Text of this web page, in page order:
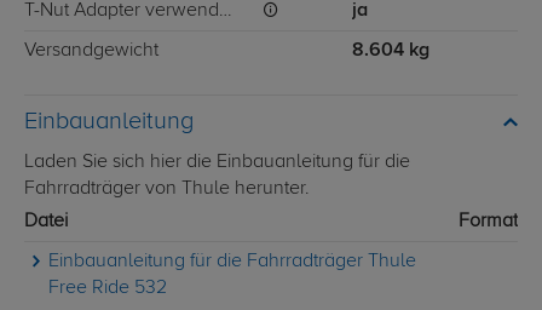
T-Nut Adapter verwendbar ja
Versandgewicht 8.604 kg
Einbauanleitung
Laden Sie sich hier die Einbauanleitung für die
Fahrradträger von Thule herunter.
Datei
Format
Einbauanleitung für die Fahrradträger Thule
Free Ride 532